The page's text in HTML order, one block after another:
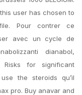
user has chosen to
Pour contrer ce
avec un cycle de
dianabol,
Risks for significant
the steroids qu’il
pro. Buy anavar and